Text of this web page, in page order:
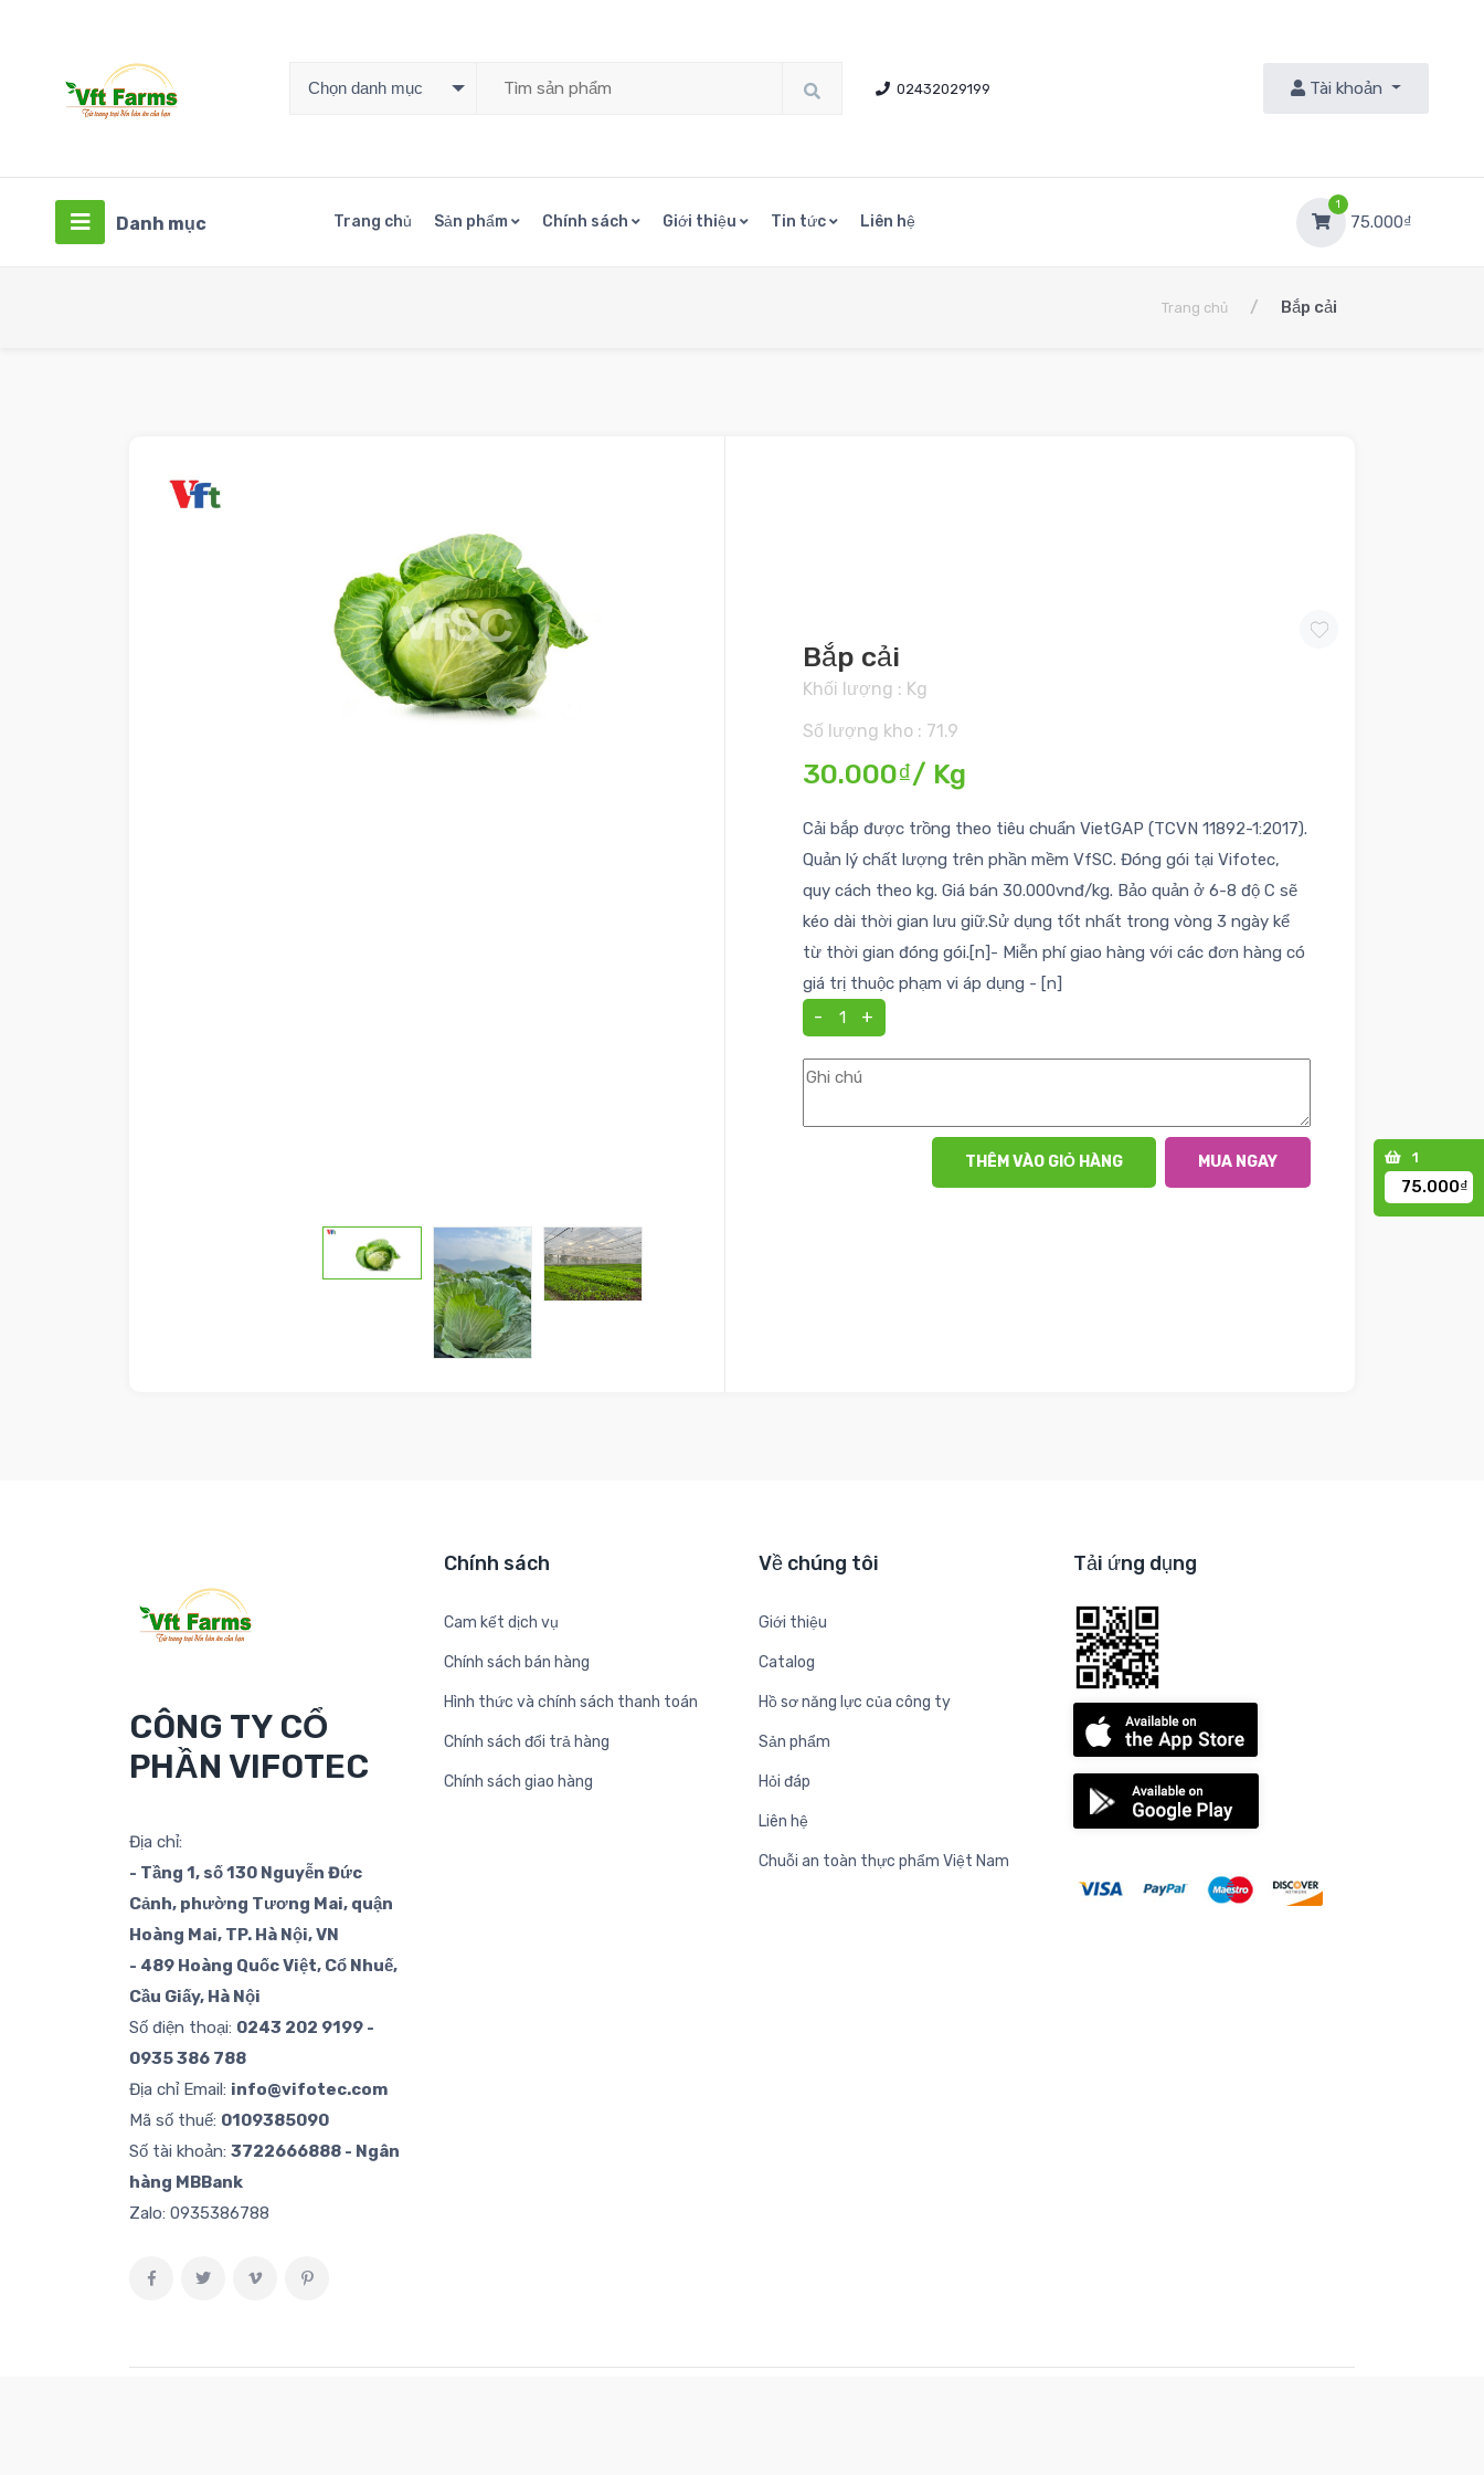
1
75.000₫
Chọn danh mục 02432029199 Tài khoản
Danh mục Trang chủ Sản phẩm Chính sách Giới thiệu Tin tức Liên hệ
1
75.000₫
Trang chủ / Bắp cải
Bắp cải
Khối lượng : Kg
Số lượng kho : 71.9
30.000₫/ Kg
Cải bắp được trồng theo tiêu chuẩn VietGAP (TCVN 11892-1:2017).
Quản lý chất lượng trên phần mềm VfSC. Đóng gói tại Vifotec,
quy cách theo kg. Giá bán 30.000vnđ/kg. Bảo quản ở 6-8 độ C sẽ
kéo dài thời gian lưu giữ.Sử dụng tốt nhất trong vòng 3 ngày kể
từ thời gian đóng gói.[n]- Miễn phí giao hàng với các đơn hàng có
giá trị thuộc phạm vi áp dụng - [n]
- +
THÊM VÀO GIỎ HÀNG MUA NGAY
CÔNG TY CỔ
PHẦN VIFOTEC
Địa chỉ:
- Tầng 1, số 130 Nguyễn Đức
Cảnh, phường Tương Mai, quận
Hoàng Mai, TP. Hà Nội, VN
- 489 Hoàng Quốc Việt, Cổ Nhuế,
Cầu Giấy, Hà Nội
Số điện thoại: 0243 202 9199 -
0935 386 788
Địa chỉ Email: info@vifotec.com
Mã số thuế: 0109385090
Số tài khoản: 3722666888 - Ngân
hàng MBBank
Zalo: 0935386788
Chính sách
Cam kết dịch vụ
Chính sách bán hàng
Hình thức và chính sách thanh toán
Chính sách đổi trả hàng
Chính sách giao hàng
Về chúng tôi
Giới thiệu
Catalog
Hồ sơ năng lực của công ty
Sản phẩm
Hỏi đáp
Liên hệ
Chuỗi an toàn thực phẩm Việt Nam
Tải ứng dụng